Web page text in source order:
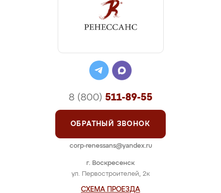
г. Воскресенск
ул. Первостроителей, 2к
СХЕМА ПРОЕЗДА
8 (800) 511-89-55
ОБРАТНЫЙ ЗВОНОК
corp-renessans@yandex.ru